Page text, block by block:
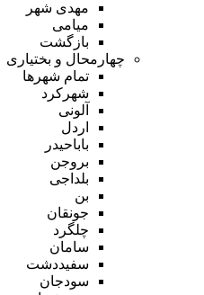
مهدی شهر
میامی
بازگشت
چهارمحال و بختیاری
تمام شهر‌ها
شهرکرد
آلونی
اردل
باباحیدر
بروجن
بلداجی
بن
جونقان
چلگرد
سامان
سفیددشت
سودجان